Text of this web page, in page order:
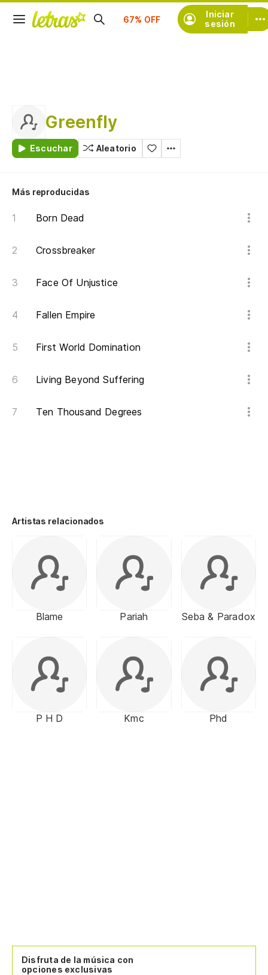
Iniciar
sesión
Suscríbete
Greenfly
Escuchar Aleatorio
Más reproducidas
Born Dead
Crossbreaker
Face Of Unjustice
Fallen Empire
First World Domination
Living Beyond Suffering
Ten Thousand Degrees
Artistas relacionados
Blame Pariah Seba & Paradox
P H D Kmc Phd
Disfruta de la música con
opciones exclusivas